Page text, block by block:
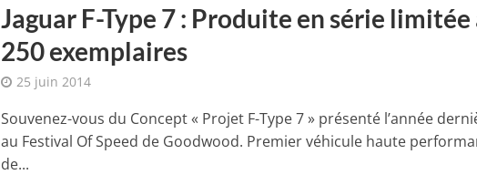
Jaguar F-Type 7 : Produite en série limitée
250 exemplaires
25 juin 2014
Souvenez-vous du Concept « Projet F-Type 7 » présenté l’année
au Festival Of Speed de Goodwood. Premier véhicule haute
de...